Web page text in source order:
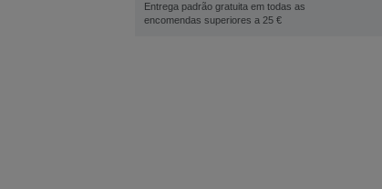
Entrega padrão gratuita em todas as
encomendas superiores a 25 €